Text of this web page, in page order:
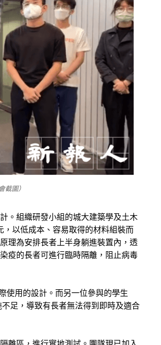
截圖）
。組織研發小組的城大建築學及土木
以低成本、容易取得的材料組裝而
理為安排長者上半身躺進裝置內，透
疫的長者可進行臨時隔離，阻止病毒
使用的設計。而另一位參與的學生
足，導致有長者無法得到即時及適合